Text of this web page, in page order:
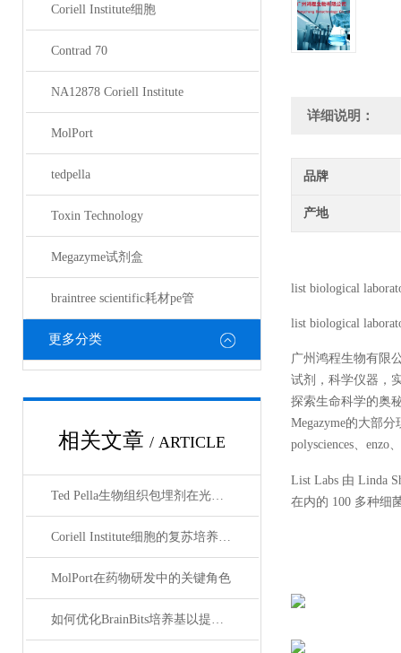
Coriell Institute细胞
Contrad 70
NA12878 Coriell Institute
MolPort
tedpella
Toxin Technology
Megazyme试剂盒
braintree scientific耗材pe管
更多分类
相关文章 / ARTICLE
Ted Pella生物组织包埋剂在光镜与电镜联用技术中的应用
Coriell Institute细胞的复苏培养与质量控制规范
MolPort在药物研发中的关键角色
如何优化BrainBits培养基以提高实验效果？
详细说明：
品牌
产地
list biological
list biological
广州鸿程生物有限
试剂，科学仪器，
探索生命科学的奥
Megazyme的大部
polysciences、enzo
List Labs 由 Linda
在内的 100 多种细